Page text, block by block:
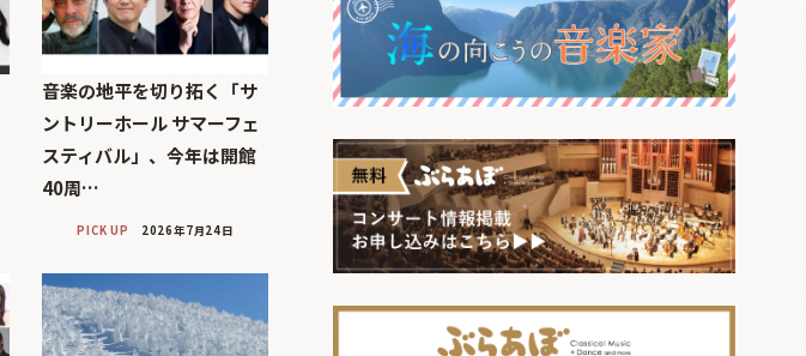
音楽の地平を切り拓く「サ
ントリーホール サマーフェ
スティバル」、今年は開館
40周…
PICK UP 2026年7月24日